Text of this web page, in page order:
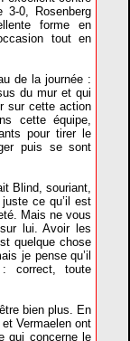
3-0, Rosenberg
forme en
tout en
de la journée :
du mur et qui
sur cette action
cette équipe,
pour tirer le
puis se sont
Blind, souriant,
ce qu’il est
Mais ne vous
lui. Avoir les
quelque chose
je pense qu’il
correct, toute
bien plus. En
Vermaelen ont
qui concerne le